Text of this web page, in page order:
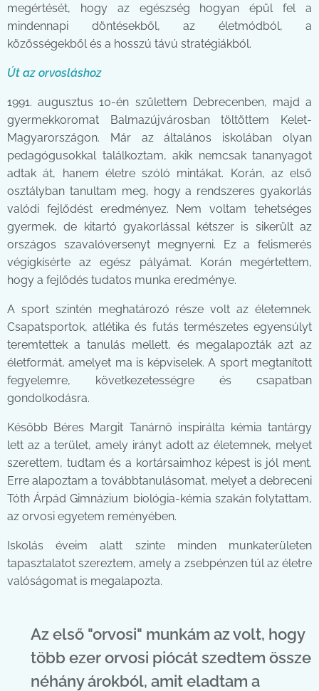
megértését, hogy az egészség hogyan épül fel a
mindennapi döntésekből, az életmódból, a
közösségekből és a hosszú távú stratégiákból.
Út az orvosláshoz
1991. augusztus 10-én születtem Debrecenben, majd a
gyermekkoromat Balmazújvárosban töltöttem Kelet-
Magyarországon. Már az általános iskolában olyan
pedagógusokkal találkoztam, akik nemcsak tananyagot
adtak át, hanem életre szóló mintákat. Korán, az első
osztályban tanultam meg, hogy a rendszeres gyakorlás
valódi fejlődést eredményez. Nem voltam tehetséges
gyermek, de kitartó gyakorlással kétszer is sikerült az
országos szavalóversenyt megnyerni. Ez a felismerés
végigkísérte az egész pályámat. Korán megértettem,
hogy a fejlődés tudatos munka eredménye.
A sport szintén meghatározó része volt az életemnek.
Csapatsportok, atlétika és futás természetes egyensúlyt
teremtettek a tanulás mellett, és megalapozták azt az
életformát, amelyet ma is képviselek. A sport megtanított
fegyelemre, következetességre és csapatban
gondolkodásra.
Később Béres Margit Tanárnő inspirálta kémia tantárgy
lett az a terület, amely irányt adott az életemnek, melyet
szerettem, tudtam és a kortársaimhoz képest is jól ment.
Erre alapoztam a továbbtanulásomat, melyet a debreceni
Tóth Árpád Gimnázium biológia-kémia szakán folytattam,
az orvosi egyetem reményében.
Iskolás éveim alatt szinte minden munkaterületen
tapasztalatot szereztem, amely a zsebpénzen túl az életre
valóságomat is megalapozta.
Az első "orvosi" munkám az volt, hogy
több ezer orvosi piócát szedtem össze
néhány árokból, amit eladtam a